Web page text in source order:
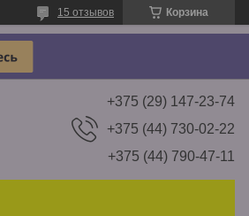
Корзина
15 отзывов
+375 (29) 147-23-74
+375 (44) 730-02-22
+375 (44) 790-47-11